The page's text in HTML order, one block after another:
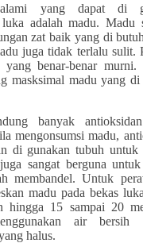
yang dapat di
adalah madu. Madu
zat baik yang di
juga tidak terlalu sulit.
benar-benar
masksimal madu yang di
banyak
mengonsumsi madu,
di gunakan tubuh untuk
sangat berguna untuk
membandel. Untuk
madu pada bekas
hingga 15 sampai 20
air bersih
halus.